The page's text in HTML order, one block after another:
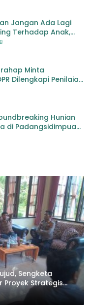
Jangan Ada Lagi
Terhadap Anak,
Pihak
Minta
Dilengkapi Penilaian
Hunian
di Padangsidimpuan,
Sengketa
Proyek Strategis
Baru